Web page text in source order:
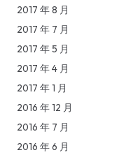
2017 年 8 月
2017 年 7 月
2017 年 5 月
2017 年 4 月
2017 年 1 月
2016 年 12 月
2016 年 7 月
2016 年 6 月